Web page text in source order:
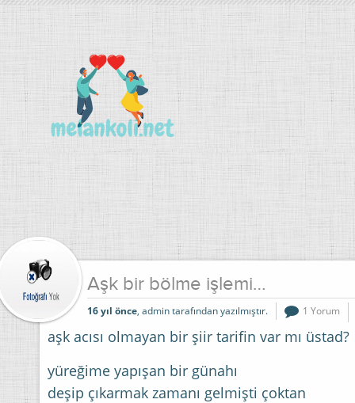
Aşk bir bölme işlemi…
16 yıl önce, admin tarafından yazılmıştır. 1 Yorum
aşk acısı olmayan bir şiir tarifin var mı üstad?
yüreğime yapışan bir günahı
deşip çıkarmak zamanı gelmişti çoktan